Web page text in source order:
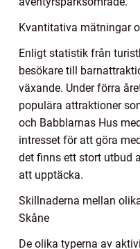
Kvantitativa mätningar
Enligt statistik från
besökare till
växande. Under förra
populära attraktioner
och Babblarnas Hus
intresset för att göra
det finns ett stort utbud
att upptäcka.
Skillnaderna mellan
Skåne
De olika typerna av